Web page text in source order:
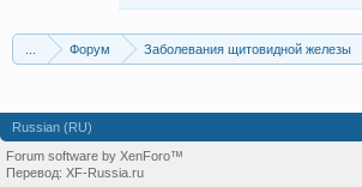
... Форум Заболевания щитовидной железы
Russian (RU)
Forum software by XenForo™
Перевод: XF-Russia.ru